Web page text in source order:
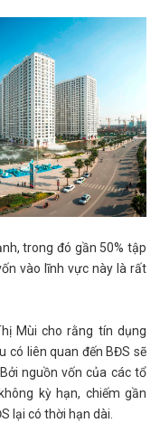
trong đó gần 50% tập
vào lĩnh vực này là rất
Mùi cho rằng tín dụng
có liên quan đến BĐS sẽ
nguồn vốn của các tổ
kỳ hạn, chiếm gần
lại có thời hạn dài.